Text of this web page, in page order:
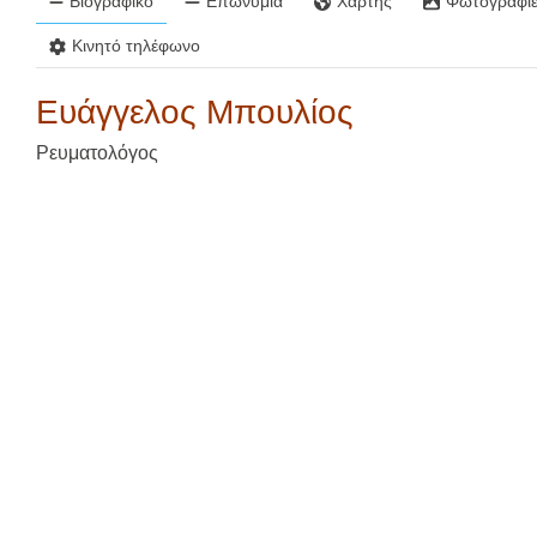
Κινητό τηλέφωνο
Ευάγγελος Μπουλίος
Ρευματολόγος